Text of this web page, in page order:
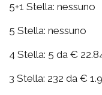
5+1 Stella: nessuno
5 Stella: nessuno
4 Stella: 5 da €
3 Stella: 232 da €